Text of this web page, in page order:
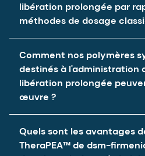
libération prolongée par
méthodes de dosage
Une fréquence
Une meilleure observance
d'entraîner une diminution
des complications
Comment nos polymères
destinés à l'administration
libération prolongée
œuvre ?
traitement par solutions
Quels sont les avantages
TheraPEA™ de dsm-